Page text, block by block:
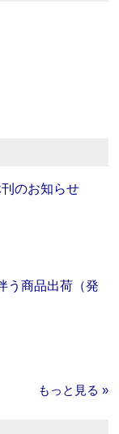
のお知らせ
う商品出荷（発
もっと見る »